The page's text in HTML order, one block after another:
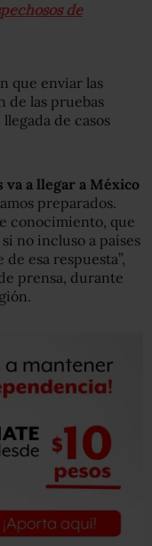
de
que enviar las
de las pruebas
de casos
va a llegar a México
preparados.
conocimiento, que
no incluso a países
esa respuesta”,
prensa, durante